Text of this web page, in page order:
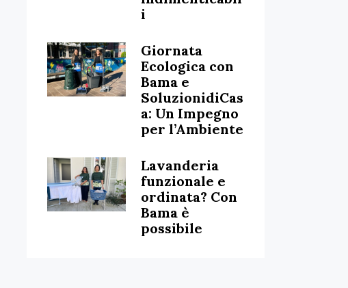
i
Giornata
Ecologica con
Bama e
SoluzionidiCas
a: Un Impegno
per l’Ambiente
Lavanderia
funzionale e
ordinata? Con
Bama è
possibile